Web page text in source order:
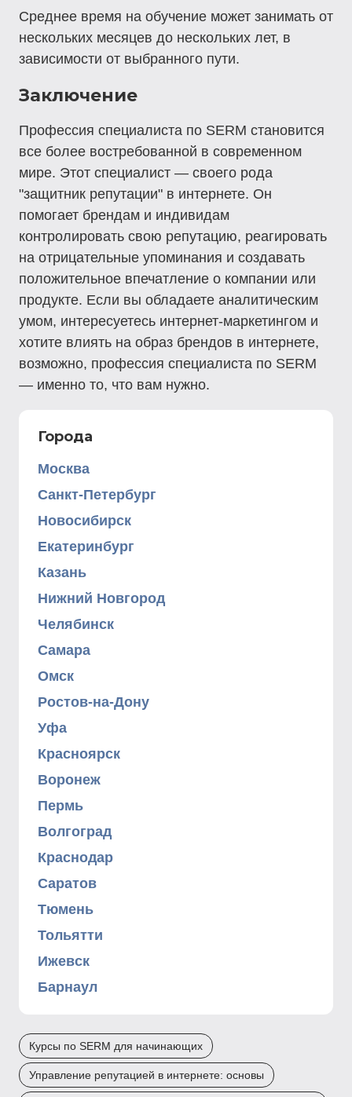
Среднее время на обучение может занимать от
нескольких месяцев до нескольких лет, в
зависимости от выбранного пути.
Заключение
Профессия специалиста по SERM становится
все более востребованной в современном
мире. Этот специалист — своего рода
"защитник репутации" в интернете. Он
помогает брендам и индивидам
контролировать свою репутацию, реагировать
на отрицательные упоминания и создавать
положительное впечатление о компании или
продукте. Если вы обладаете аналитическим
умом, интересуетесь интернет-маркетингом и
хотите влиять на образ брендов в интернете,
возможно, профессия специалиста по SERM
— именно то, что вам нужно.
Города
Москва
Санкт-Петербург
Новосибирск
Екатеринбург
Казань
Нижний Новгород
Челябинск
Самара
Омск
Ростов-на-Дону
Уфа
Красноярск
Воронеж
Пермь
Волгоград
Краснодар
Саратов
Тюмень
Тольятти
Ижевск
Барнаул
Курсы по SERM для начинающих
Управление репутацией в интернете: основы